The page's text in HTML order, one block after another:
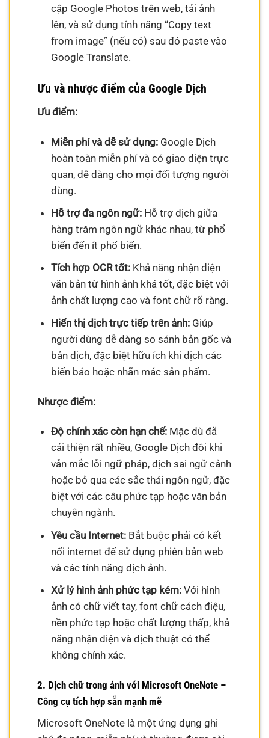
cập Google Photos trên web, tải ảnh
lên, và sử dụng tính năng “Copy text
from image” (nếu có) sau đó paste vào
Google Translate.
Ưu và nhược điểm của Google Dịch
Ưu điểm:
Miễn phí và dễ sử dụng:Google Dịch
hoàn toàn miễn phí và có giao diện trực
quan, dễ dàng cho mọi đối tượng người
dùng.
Hỗ trợ đa ngôn ngữ:Hỗ trợ dịch giữa
hàng trăm ngôn ngữ khác nhau, từ phổ
biến đến ít phổ biến.
Tích hợp OCR tốt:Khả năng nhận diện
văn bản từ hình ảnh khá tốt, đặc biệt với
ảnh chất lượng cao và font chữ rõ ràng.
Hiển thị dịch trực tiếp trên ảnh:Giúp
người dùng dễ dàng so sánh bản gốc và
bản dịch, đặc biệt hữu ích khi dịch các
biển báo hoặc nhãn mác sản phẩm.
Nhược điểm:
Độ chính xác còn hạn chế:Mặc dù đã
cải thiện rất nhiều, Google Dịch đôi khi
vẫn mắc lỗi ngữ pháp, dịch sai ngữ cảnh
hoặc bỏ qua các sắc thái ngôn ngữ, đặc
biệt với các câu phức tạp hoặc văn bản
chuyên ngành.
Yêu cầu Internet:Bắt buộc phải có kết
nối internet để sử dụng phiên bản web
và các tính năng dịch ảnh.
Xử lý hình ảnh phức tạp kém:Với hình
ảnh có chữ viết tay, font chữ cách điệu,
nền phức tạp hoặc chất lượng thấp, khả
năng nhận diện và dịch thuật có thể
không chính xác.
2. Dịch chữ trong ảnh với Microsoft OneNote –
Công cụ tích hợp sẵn mạnh mẽ
Microsoft OneNote là một ứng dụng ghi